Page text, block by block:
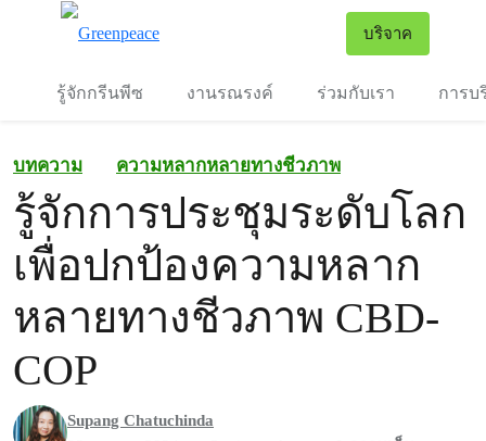
บริจาค
รู้จักกรีนพีซ งานรณรงค์ ร่วมกับเรา การบ
บทความ ความหลากหลายทางชีวภาพ
รู้จักการประชุมระดับโลก
เพื่อปกป้องความหลาก
หลายทางชีวภาพ CBD-
COP
Supang Chatuchinda